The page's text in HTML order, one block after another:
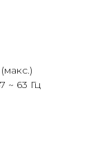
~ 63 Гц